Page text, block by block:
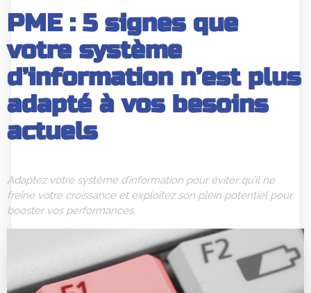
PME : 5 signes que
votre système
d’information n’est plus
adapté à vos besoins
actuels
Adaptez votre système d’information pour éviter qu’il ne
freine votre croissance et exploitez son plein potentiel pour
booster vos performances.